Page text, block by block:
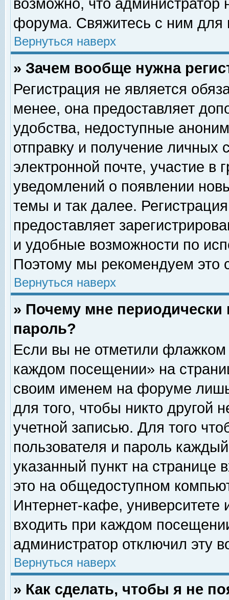
возможно, что
форума. Свяжитесь с ним для
Вернуться наверх
» Зачем вообще нужна
Регистрация не является
менее, она предоставляет
удобства, недоступные
отправку и получение личных
электронной почте, участие в
уведомлений о появлении
темы и так далее.
предоставляет
и удобные возможности по
Поэтому мы рекомендуем это
Вернуться наверх
» Почему мне
пароль?
Если вы не отметили флажком
каждом посещении» на
своим именем на форуме
для того, чтобы никто другой
учетной записью. Для того
пользователя и пароль
указанный пункт на
это на общедоступном
Интернет-кафе, университете
входить при каждом
администратор отключил эту
Вернуться наверх
» Как сделать, чтобы я не